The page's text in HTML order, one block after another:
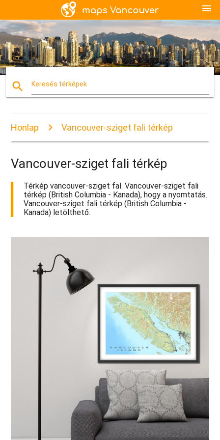
menu
search Keresés térképek
Honlap Vancouver-sziget fali térkép
Vancouver-sziget fali térkép
Térkép vancouver-sziget fal. Vancouver-sziget fali
térkép (British Columbia - Kanada), hogy a nyomtatás.
Vancouver-sziget fali térkép (British Columbia -
Kanada) letölthető.